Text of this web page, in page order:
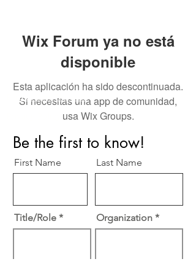
Wix Forum ya no está
disponible
Esta aplicación ha sido descontinuada.
Si necesitas una app de comunidad,
usa Wix Groups.
Perfect Care Network
Be the first to know!
First Name Last Name
Title/Role Organization